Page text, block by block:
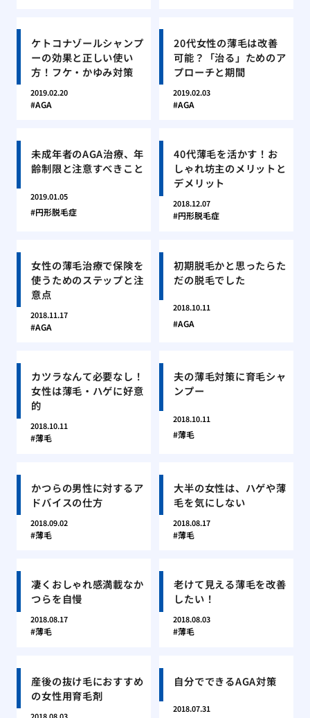
ケトコナゾールシャンプ
ーの効果と正しい使い
方！フケ・かゆみ対策
2019.02.20
AGA
20代女性の薄毛は改善
可能？「治る」ためのア
プローチと期間
2019.02.03
AGA
未成年者のAGA治療、年
齢制限と注意すべきこと
2019.01.05
円形脱毛症
40代薄毛を活かす！お
しゃれ坊主のメリットと
デメリット
2018.12.07
円形脱毛症
女性の薄毛治療で保険を
使うためのステップと注
意点
2018.11.17
AGA
初期脱毛かと思ったらた
だの脱毛でした
2018.10.11
AGA
カツラなんて必要なし！
女性は薄毛・ハゲに好意
的
2018.10.11
薄毛
夫の薄毛対策に育毛シャ
ンプー
2018.10.11
薄毛
かつらの男性に対するア
ドバイスの仕方
2018.09.02
薄毛
大半の女性は、ハゲや薄
毛を気にしない
2018.08.17
薄毛
凄くおしゃれ感満載なか
つらを自慢
2018.08.17
薄毛
老けて見える薄毛を改善
したい！
2018.08.03
薄毛
産後の抜け毛におすすめ
の女性用育毛剤
自分でできるAGA対策
2018.07.31